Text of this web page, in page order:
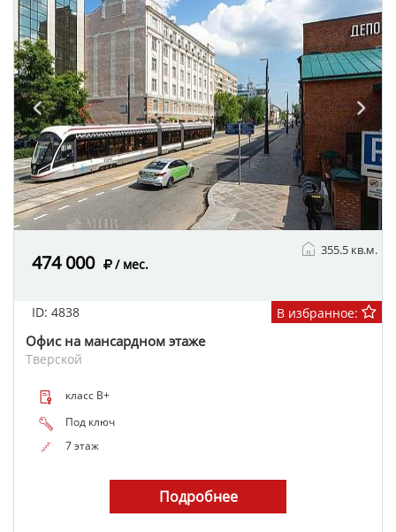
474 000 / мес.
355.5 кв.м.
Офис на мансардном этаже
Тверской
ID: 4838 В избранное:
класс B+
Под ключ
7 этаж
Подробнее